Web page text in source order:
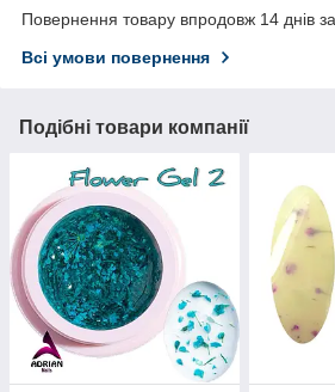
Повернення товару впродовж 14 днів
Всі умови повернення
Подібні товари компанії